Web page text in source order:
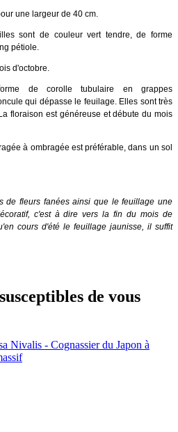
une largeur de 40 cm.
sont de couleur vert tendre, de forme
pétiole.
d'octobre.
de corolle tubulaire en grappes
qui dépasse le feuilage. Elles sont très
floraison est généreuse et débute du mois
à ombragée est préférable, dans un sol
de fleurs fanées ainsi que le feuillage une
c'est à dire vers la fin du mois de
cours d'été le feuillage jaunisse, il suffit
de vous